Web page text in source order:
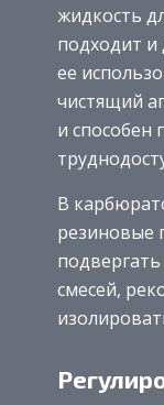
жидкость
подходит и
ее
чистящий
и способен
В
резиновые
смесей,